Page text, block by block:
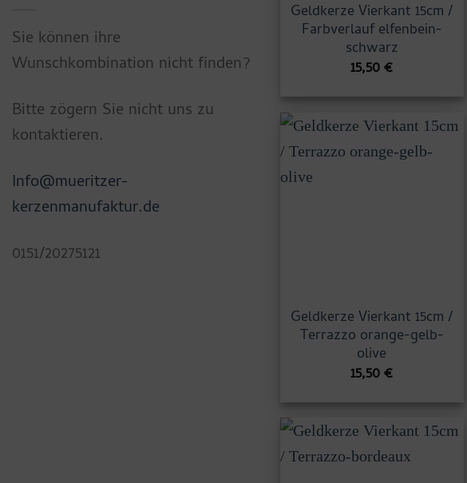
Sie können ihre
Wunschkombination nicht finden?
Bitte zögern Sie nicht uns zu
kontaktieren.
Info@mueritzer-
kerzenmanufaktur.de
0151/20275121
Geldkerze Vierkant 15cm /
Farbverlauf elfenbein-
schwarz
15,50€
Geldkerze Vierkant 15cm /
Terrazzo orange-gelb-
olive
15,50€